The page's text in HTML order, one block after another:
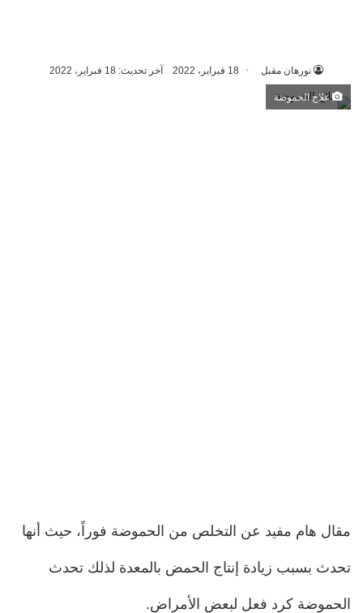
نورهان مقبل 18 فبراير، 2022 آخر تحديث: 18 فبراير، 2022
علاج الحموضة
مقال هام مفيد عن التخلص من الحموضة فوراً، حيث أنها
تحدث بسبب زيادة إنتاج الحمض بالمعدة لذلك تحدث
الحموضة كرد فعل لبعض الأمراض.